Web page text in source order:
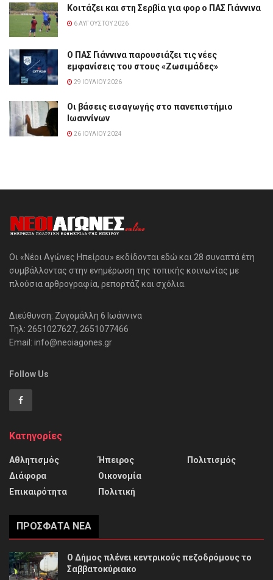
Κοιτάζει και στη Σερβία για φορ ο ΠΑΣ Γιάννινα
6 ΑΥΓΟΎΣΤΟΥ 2026
Ο ΠΑΣ Γιάννινα παρουσιάζει τις νέες
εμφανίσεις του στους «Ζωσιμάδες»
29 ΙΟΥΛΊΟΥ 2026
Οι βάσεις εισαγωγής στο πανεπιστήμιο
Ιωαννίνων
26 ΙΟΥΛΊΟΥ 2024
Οι «Νέοι Αγώνες Ηπείρου» εκδίδονται εδώ και 28 συναπτά έτη
συμβάλλοντας στην ενημέρωση της τοπικής κοινωνίας με
πλούσια αρθρογραφία, ρεπορτάζ και σχόλια.
Διεύθυνση: Ζυγομάλλη 6 Ιωάννινα
Τηλ: 2651027627, 2651077466
Email: info@neoiagones.gr
Follow Us
Κατηγορίες
Αθλητισμός
Διάφορα
Επικαιρότητα
Ήπειρος
Οικονομία
Πολιτική
Πολιτισμός
ΠΡΌΣΦΑΤΑ ΝΈΑ
Ο Δήμος πλένει κεντρικούς πεζοδρόμους το
Σαββατοκύριακο